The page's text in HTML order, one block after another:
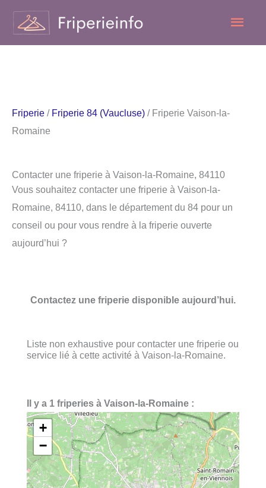
contenu
Friperie / Friperie 84 (Vaucluse) / Friperie Vaison-la-
Romaine
Contacter une friperie à Vaison-la-Romaine, 84110
Vous souhaitez contacter une friperie à Vaison-la-
Romaine, 84110, dans le département du 84 pour un
conseil ou pour vous rendre à la friperie ouverte
aujourd’hui ?
Contactez une friperie disponible aujourd’hui.
Liste non exhaustive pour contacter une friperie ou
service lié à cette activité à Vaison-la-Romaine.
Il y a 1 friperies à Vaison-la-Romaine :
+
−